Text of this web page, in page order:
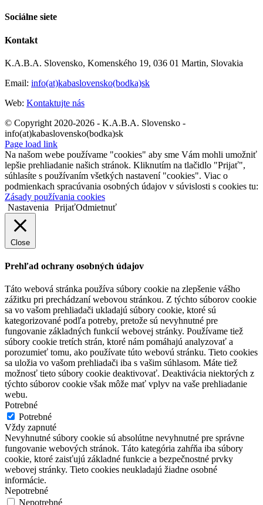
Sociálne siete
Kontakt
K.A.B.A. Slovensko, Komenského 19, 036 01 Martin, Slovakia
Email: info(at)kabaslovensko(bodka)sk
Web: Kontaktujte nás
© Copyright 2020-2026 - K.A.B.A. Slovensko -
info(at)kabaslovensko(bodka)sk
Page load link
Na našom webe používame "cookies" aby sme Vám mohli umožniť
lepšie prehliadanie našich stránok. Kliknutím na tlačidlo "Prijať",
súhlasíte s používaním všetkých nastavení "cookies". Viac o
podmienkach spracúvania osobných údajov v súvislosti s cookies tu:
Zásady používania cookies
Nastavenia
PrijaťOdmietnuť
Close
Prehľad ochrany osobných údajov
Táto webová stránka používa súbory cookie na zlepšenie vášho
zážitku pri prechádzaní webovou stránkou. Z týchto súborov cookie
sa vo vašom prehliadači ukladajú súbory cookie, ktoré sú
kategorizované podľa potreby, pretože sú nevyhnutné pre
fungovanie základných funkcií webovej stránky. Používame tiež
súbory cookie tretích strán, ktoré nám pomáhajú analyzovať a
porozumieť tomu, ako používate túto webovú stránku. Tieto cookies
sa uložia vo vašom prehliadači iba s vašim súhlasom. Máte tiež
možnosť tieto súbory cookie deaktivovať. Deaktivácia niektorých z
týchto súborov cookie však môže mať vplyv na vaše prehliadanie
webu.
Potrebné
Potrebné
Vždy zapnuté
Nevyhnutné súbory cookie sú absolútne nevyhnutné pre správne
fungovanie webových stránok. Táto kategória zahŕňa iba súbory
cookie, ktoré zaisťujú základné funkcie a bezpečnostné prvky
webovej stránky. Tieto cookies neukladajú žiadne osobné
informácie.
Nepotrebné
Nepotrebné